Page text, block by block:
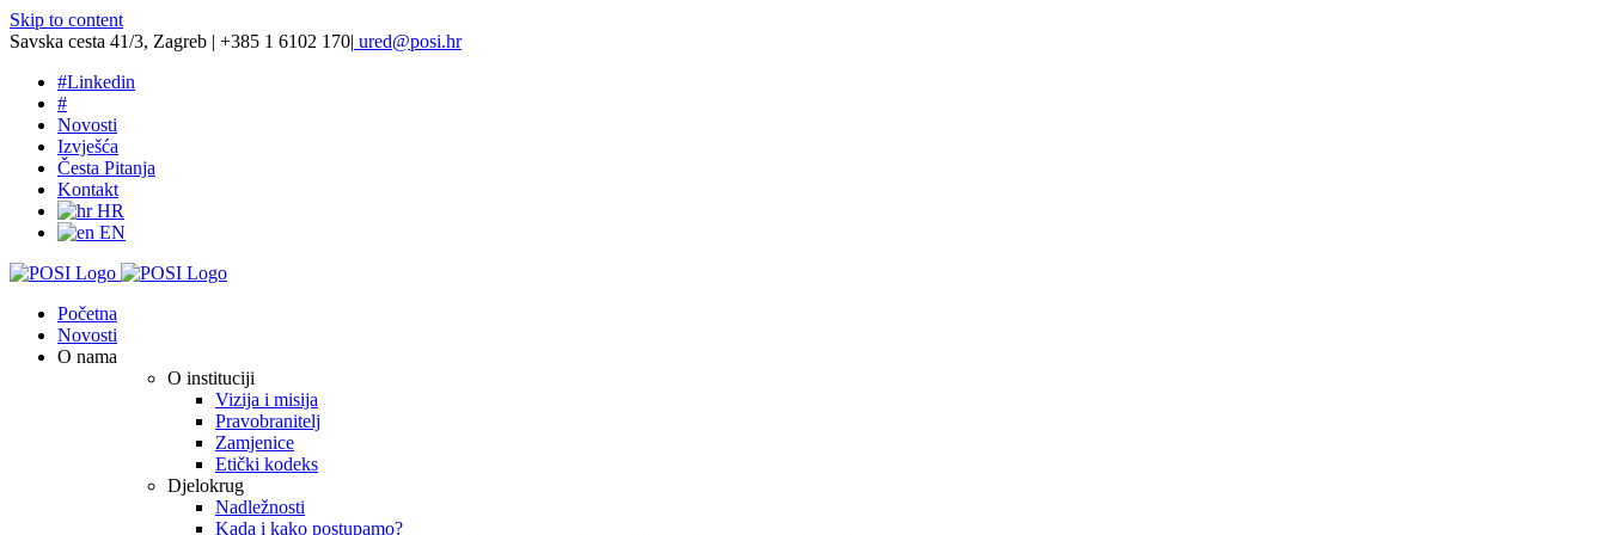
Skip to content
Savska cesta 41/3, Zagreb | +385 1 6102 170| ured@posi.hr
#Linkedin
#
Novosti
Izvješća
Česta Pitanja
Kontakt
HR
EN
Početna
Novosti
O nama
O instituciji
Vizija i misija
Pravobranitelj
Zamjenice
Etički kodeks
Djelokrug
Nadležnosti
Kada i kako postupamo?